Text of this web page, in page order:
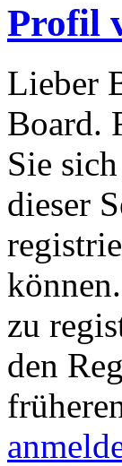
Profil
Lieber
Board.
Sie
dieser
zu
den